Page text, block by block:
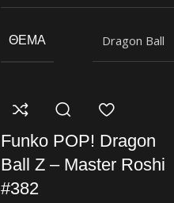
ΘΈΜΑ Dragon Ball
Funko POP! Dragon
Ball Z – Master Roshi
#382